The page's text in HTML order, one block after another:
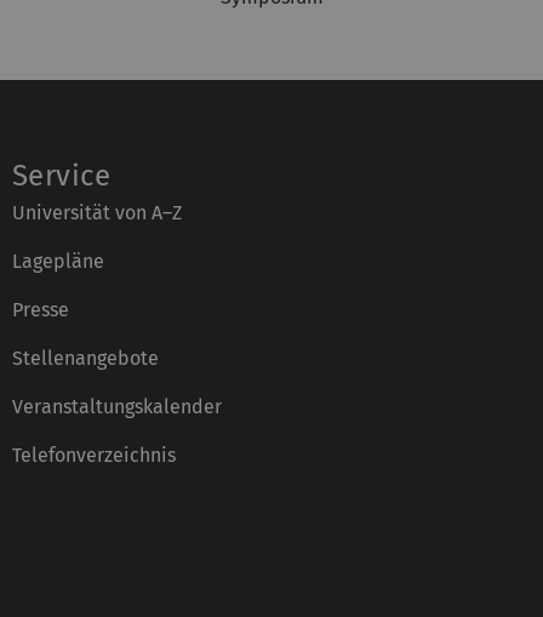
Service
Universität von A–Z
Lagepläne
Presse
Stellenangebote
Veranstaltungskalender
Telefonverzeichnis